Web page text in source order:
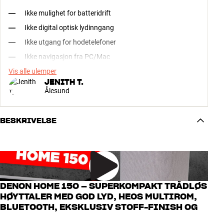
Ikke mulighet for batteridrift
Ikke digital optisk lydinngang
Ikke utgang for hodetelefoner
Ikke navigasjon fra PC/Mac
Vis alle ulemper
JENITH T.
Ålesund
BESKRIVELSE
DENON HOME 150 – SUPERKOMPAKT TRÅDLØS
HØYTTALER MED GOD LYD, HEOS MULTIROM,
BLUETOOTH, EKSKLUSIV STOFF-FINISH OG